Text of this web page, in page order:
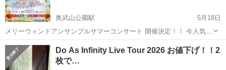
奥武山公園駅
5月18日
メリーウィンドアンサンブルサマーコンサート 開催決定！！ 今人気絶
頂のアーティスト、「Teechi」と 県内のイベント引っ張りだこの吹奏
楽団「メリーウィンドアンサンブル」が夢の共演！！ Teechi×吹奏楽
ジャンルの違う２...
沖縄 豊見城市 コンサート/ショー 公民館
Do As Infinity Live Tour 2026 お値下げ！！2
枚で…